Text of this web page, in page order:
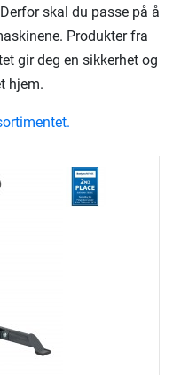
skal du passe på å
Produkter fra
gir deg en sikkerhet og
hjem.